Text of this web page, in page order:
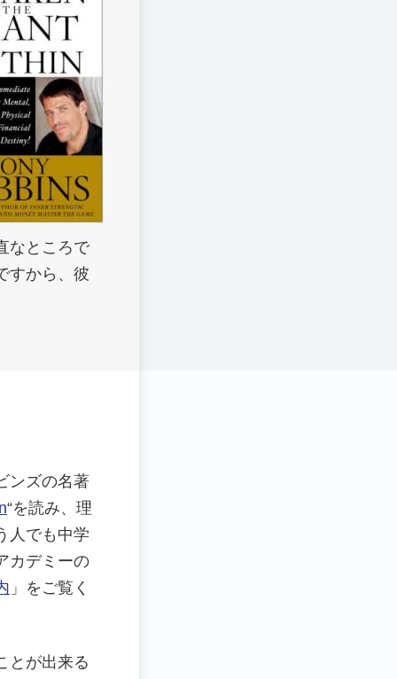
なところで
すから、彼
ンズの名著
“を読み、理
人でも中学
カデミーの
」をご覧く
とが出来る